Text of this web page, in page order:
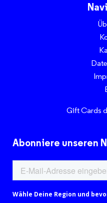
Gift Cards
Abonniere unseren